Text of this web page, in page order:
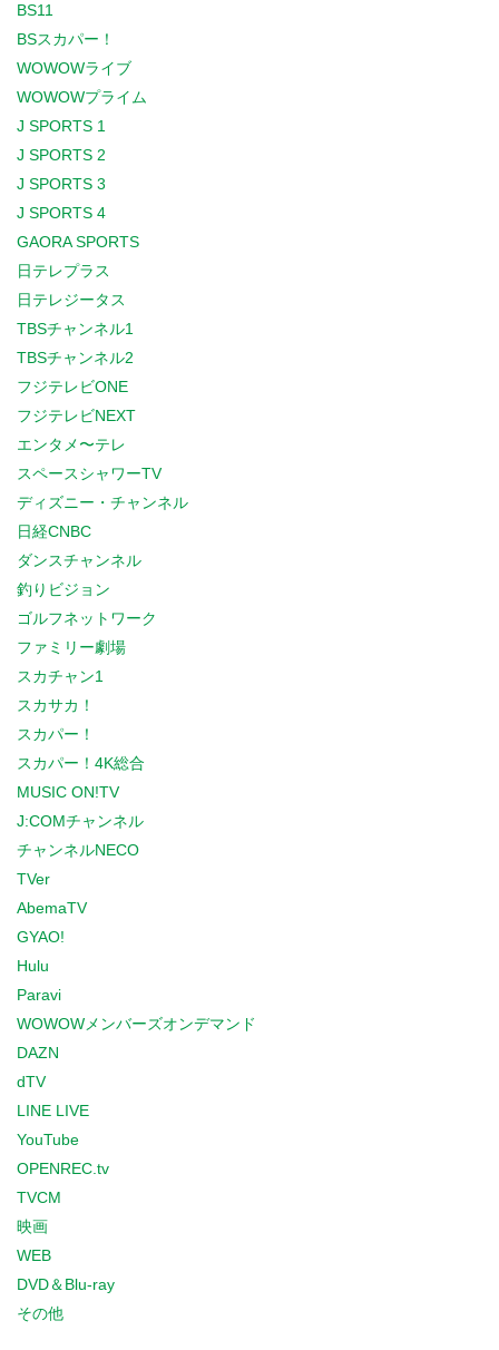
BS11
BSスカパー！
WOWOWライブ
WOWOWプライム
J SPORTS 1
J SPORTS 2
J SPORTS 3
J SPORTS 4
GAORA SPORTS
日テレプラス
日テレジータス
TBSチャンネル1
TBSチャンネル2
フジテレビONE
フジテレビNEXT
エンタメ〜テレ
スペースシャワーTV
ディズニー・チャンネル
日経CNBC
ダンスチャンネル
釣りビジョン
ゴルフネットワーク
ファミリー劇場
スカチャン1
スカサカ！
スカパー！
スカパー！4K総合
MUSIC ON!TV
J:COMチャンネル
チャンネルNECO
TVer
AbemaTV
GYAO!
Hulu
Paravi
WOWOWメンバーズオンデマンド
DAZN
dTV
LINE LIVE
YouTube
OPENREC.tv
TVCM
映画
WEB
DVD＆Blu-ray
その他